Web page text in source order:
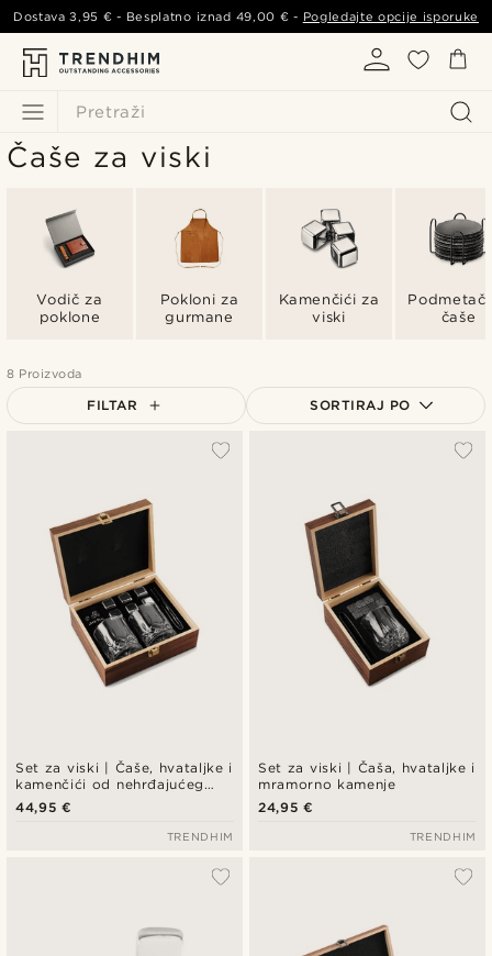
Pretraži
Dostava3,95 € - Besplatno iznad 49,00 € - Pogledajte opcije isporuke
Čaše za viski
Vodič za
poklone
Pokloni za
gurmane
Kamenčići za
viski
Podmetač
čaše
8 Proizvoda
FILTAR SORTIRAJ PO
Najniža cijena
Najviša cijena
Set za viski | Čaše, hvataljke i
kamenčići od nehrđajućeg
čelika
44,95 €
TRENDHIM
Set za viski | Čaša, hvataljke i
mramorno kamenje
24,95 €
TRENDHIM